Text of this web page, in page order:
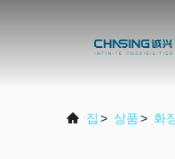
집 > 상품> 화